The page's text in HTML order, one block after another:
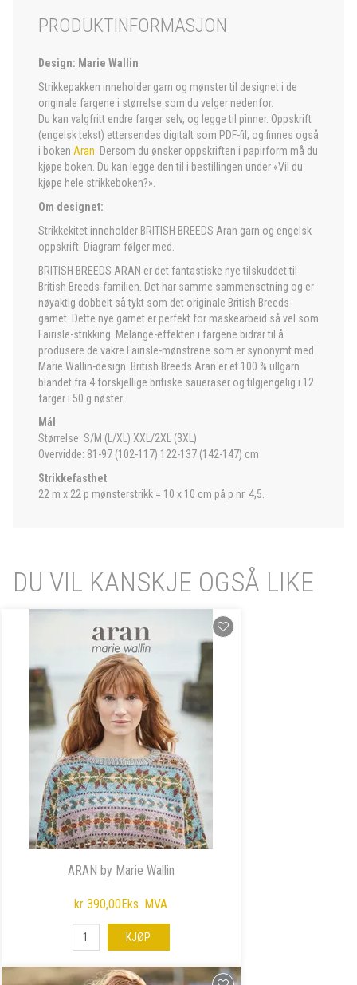
PRODUKTINFORMASJON
Design: Marie Wallin
Strikkepakken inneholder garn og mønster til designet i de
originale fargene i størrelse som du velger nedenfor.
Du kan valgfritt endre farger selv, og legge til pinner. Oppskrift
(engelsk tekst) ettersendes digitalt som PDF-fil, og finnes også
i boken Aran . Dersom du ønsker oppskriften i papirform må du
kjøpe boken. Du kan legge den til i bestillingen under «Vil du
kjøpe hele strikkeboken?».
Om designet:
Strikkekitet inneholder BRITISH BREEDS Aran garn og engelsk
oppskrift. Diagram følger med.
BRITISH BREEDS ARAN er det fantastiske nye tilskuddet til
British Breeds-familien. Det har samme sammensetning og er
nøyaktig dobbelt så tykt som det originale British Breeds-
garnet. Dette nye garnet er perfekt for maskearbeid så vel som
Fairisle-strikking. Melange-effekten i fargene bidrar til å
produsere de vakre Fairisle-mønstrene som er synonymt med
Marie Wallin-design. British Breeds Aran er et 100 % ullgarn
blandet fra 4 forskjellige britiske saueraser og tilgjengelig i 12
farger i 50 g nøster.
Mål
Størrelse: S/M (L/XL) XXL/2XL (3XL)
Overvidde: 81-97 (102-117) 122-137 (142-147) cm
Strikkefasthet
22 m x 22 p mønsterstrikk = 10 x 10 cm på p nr. 4,5.
DU VIL KANSKJE OGSÅ LIKE
ARAN by Marie Wallin
kr 390,00Eks. MVA
KJØP